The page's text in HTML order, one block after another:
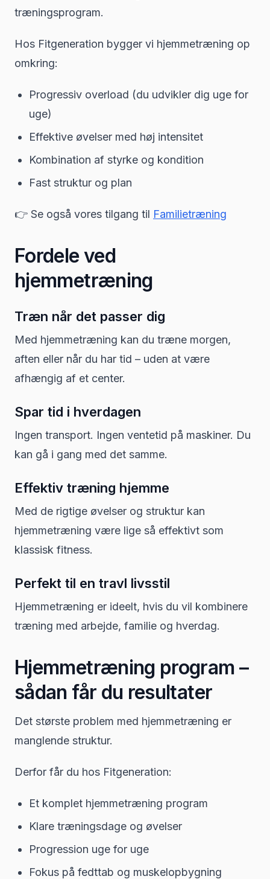
træningsprogram.
Hos Fitgeneration bygger vi hjemmetræning op
omkring:
Progressiv overload (du udvikler dig uge for
uge)
Effektive øvelser med høj intensitet
Kombination af styrke og kondition
Fast struktur og plan
👉 Se også vores tilgang til Familietræning
Fordele ved
hjemmetræning
Træn når det passer dig
Med hjemmetræning kan du træne morgen,
aften eller når du har tid – uden at være
afhængig af et center.
Spar tid i hverdagen
Ingen transport. Ingen ventetid på maskiner. Du
kan gå i gang med det samme.
Effektiv træning hjemme
Med de rigtige øvelser og struktur kan
hjemmetræning være lige så effektivt som
klassisk fitness.
Perfekt til en travl livsstil
Hjemmetræning er ideelt, hvis du vil kombinere
træning med arbejde, familie og hverdag.
Hjemmetræning program –
sådan får du resultater
Det største problem med hjemmetræning er
manglende struktur.
Derfor får du hos Fitgeneration:
Et komplet hjemmetræning program
Klare træningsdage og øvelser
Progression uge for uge
Fokus på fedttab og muskelopbygning